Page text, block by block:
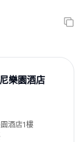
樂園酒店
酒店1樓